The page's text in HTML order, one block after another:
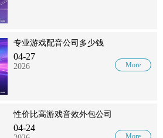
专业游戏配音公司多少钱
04-27
2026 More
性价比高游戏音效外包公司
04-24
More